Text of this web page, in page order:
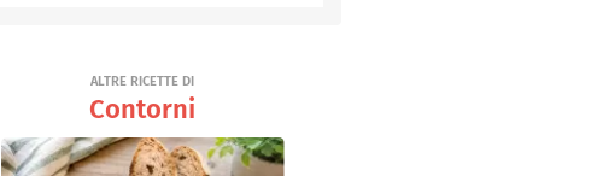
ALTRE RICETTE DI
Contorni